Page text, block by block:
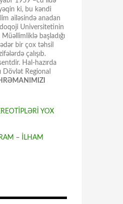
ki, bu kəndi
ailəsində anadan
Universitetinin
başladığı
bir çox təhsil
çalışıb.
Hal-hazırda
Dövlət Regional
YOX
– İLHAM